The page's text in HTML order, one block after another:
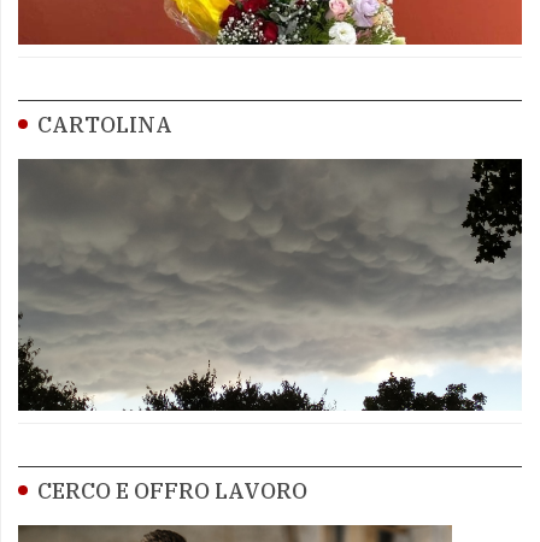
CARTOLINA
CERCO E OFFRO LAVORO